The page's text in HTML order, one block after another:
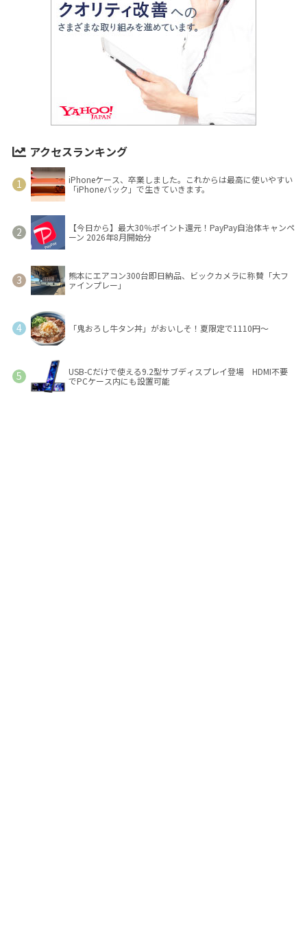
アクセスランキング
iPhoneケース、卒業しました。これからは最高に使いやすい
「iPhoneバック」で生きていきます。
【今日から】最大30％ポイント還元！PayPay自治体キャンペ
ーン 2026年8月開始分
熊本にエアコン300台即日納品、ビックカメラに称賛「大フ
ァインプレー」
「鬼おろし牛タン丼」がおいしそ！夏限定で1110円～
USB-Cだけで使える9.2型サブディスプレイ登場 HDMI不要
でPCケース内にも設置可能